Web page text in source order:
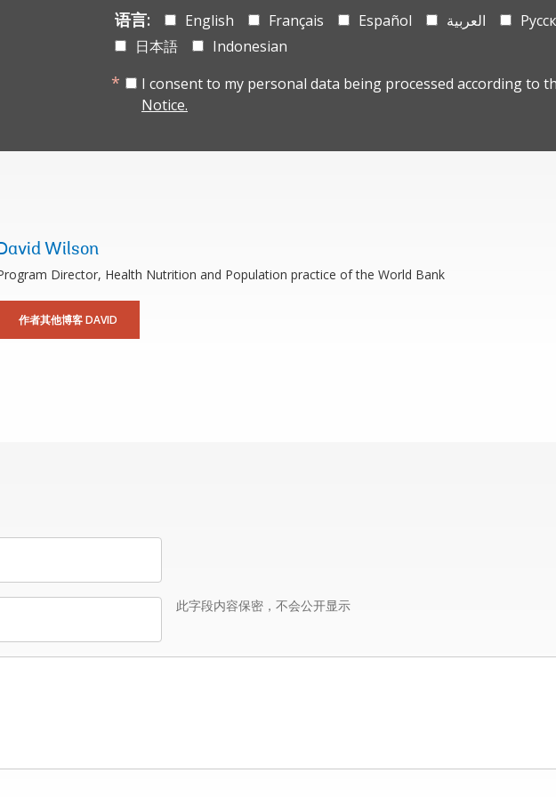
语言: English Français Español العربية
日本語
Indonesian
I consent to my personal data being processed according to
Notice.
Wilson
Director, Health Nutrition and Population practice of the World Bank
作者其他博客 DAVID
此字段内容保密，不会公开显示